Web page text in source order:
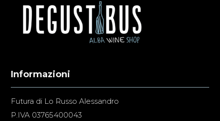
Informazioni
Futura di Lo Russo Alessandro
P.IVA 03765400043